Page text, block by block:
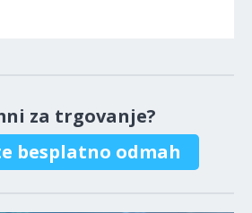
za trgovanje?
besplatno odmah